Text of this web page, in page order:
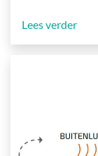
Lees verder